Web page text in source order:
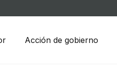
Acción de gobierno